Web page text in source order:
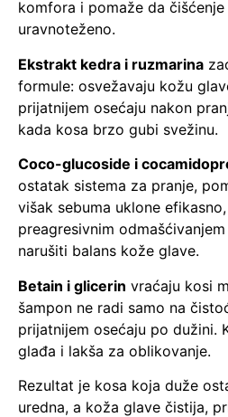
komfora i pomaže da
uravnoteženo.
Ekstrakt kedra i ruzmarina
formule: osvežavaju kožu
prijatnijem osećaju nakon
kada kosa brzo gubi svežinu.
Coco-glucoside i
ostatak sistema za pranje,
višak sebuma uklone
preagresivnim
narušiti balans kože glave.
Betain i glicerin vraćaju kosi
šampon ne radi samo na
prijatnijem osećaju po dužini.
glađa i lakša za oblikovanje.
Rezultat je kosa koja duže
uredna, a koža glave čistija,